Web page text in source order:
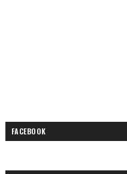
FACEBOOK